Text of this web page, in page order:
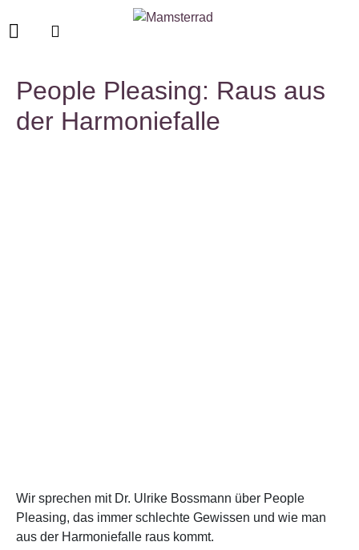
People Pleasing: Raus aus
der Harmoniefalle
Wir sprechen mit Dr. Ulrike Bossmann über People
Pleasing, das immer schlechte Gewissen und wie man
aus der Harmoniefalle raus kommt.